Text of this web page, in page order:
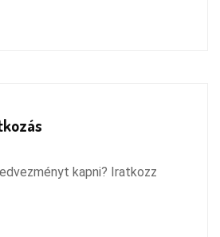
kapni? Iratkozz